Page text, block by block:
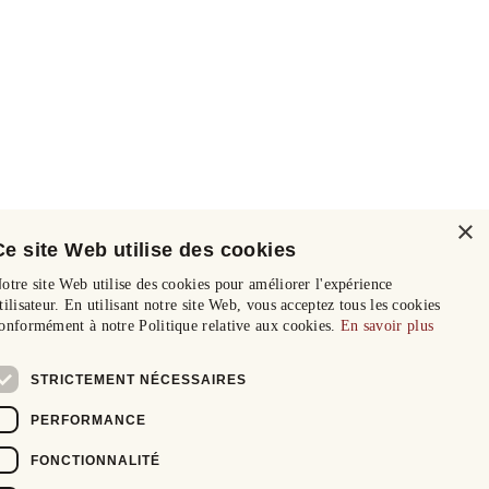
×
site Web utilise des cookies
site Web utilise des cookies pour améliorer l'expérience
En utilisant notre site Web, vous acceptez tous les cookies
à notre Politique relative aux cookies. En savoir plus
STRICTEMENT NÉCESSAIRES
PERFORMANCE
FONCTIONNALITÉ